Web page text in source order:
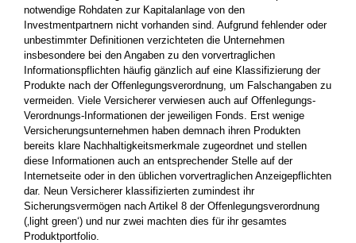
notwendige Rohdaten zur Kapitalanlage von den
Investmentpartnern nicht vorhanden sind. Aufgrund fehlender oder
unbestimmter Definitionen verzichteten die Unternehmen
insbesondere bei den Angaben zu den vorvertraglichen
Informationspflichten häufig gänzlich auf eine Klassifizierung der
Produkte nach der Offenlegungsverordnung, um Falschangaben zu
vermeiden. Viele Versicherer verwiesen auch auf Offenlegungs-
Verordnungs-Informationen der jeweiligen Fonds. Erst wenige
Versicherungsunternehmen haben demnach ihren Produkten
bereits klare Nachhaltigkeitsmerkmale zugeordnet und stellen
diese Informationen auch an entsprechender Stelle auf der
Internetseite oder in den üblichen vorvertraglichen Anzeigepflichten
dar. Neun Versicherer klassifizierten zumindest ihr
Sicherungsvermögen nach Artikel 8 der Offenlegungsverordnung
(‚light green‘) und nur zwei machten dies für ihr gesamtes
Produktportfolio.